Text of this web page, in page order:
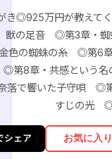
き◎925万円が教えて
獣の足音 ◎第3章・
色の蜘蛛の糸 ◎第6
第8章・共感という
落で響いた子守唄 ◎
すじの光 ◎
シェア お気に入り